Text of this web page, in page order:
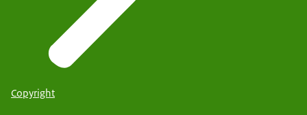
Copyright